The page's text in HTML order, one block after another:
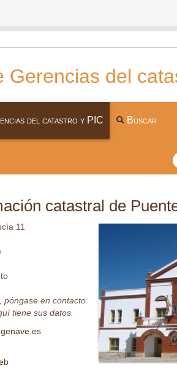
Gerencias del
del catastro y PIC Buscar
catastral de
11
póngase en contacto
tiene sus datos.